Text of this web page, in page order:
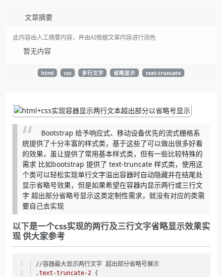
文章摘要
此内容由人工摘要内容，并由AI根据文章内容进行润色
暂无内容
html css 多行文字 省略显示 text-truncate
Bootstrap 给予响应式、移动设备优先的流式栅格系
统提供了十分丰富的样式类，基于这些了可以做出很多好看
的效果，虽让提供了常用基本样式类，但有一些比较特殊的
需求 比如bootstrap 提供了 text-truncate 样式类，使用这
个类可以轻松实现单行文字溢出容器时自动隐藏并在结尾处
显示省略号效果，但是如果希望在容器内显示两行或三行文
字 超出部分省略号显示这类定制性需求，就没有对应的类需
要自己去实现
以下是一个css实现的两行及三行文字省略显示效果实
现 供大家参考
//容器最大显示两行文字 超出部分省略号展示
.text-truncate-2 {